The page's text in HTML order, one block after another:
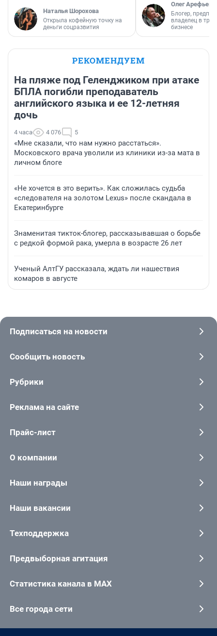
Наталья Шорохова
Открыла кофейную точку на
деньги соцразвития
Олег Арефьев
Блогер,
владелец в
бизнесе
РЕКОМЕНДУЕМ
На пляже под Геленджиком при атаке
БПЛА погибли преподаватель
английского языка и ее 12-летняя
дочь
4 часа 4 076 5
«Мне сказали, что нам нужно расстаться».
Московского врача уволили из клиники из-за мата в
личном блоге
«Не хочется в это верить». Как сложилась судьба
«следователя на золотом Lexus» после скандала в
Екатеринбурге
Знаменитая тикток-блогер, рассказывавшая о борьбе
с редкой формой рака, умерла в возрасте 26 лет
Ученый АлтГУ рассказала, ждать ли нашествия
комаров в августе
Подписаться на новости
Сообщить новость
Рубрики
Реклама на сайте
Прайс-лист
О компании
Наши награды
Наши вакансии
Техподдержка
Предвыборная агитация
Статистика канала в MAX
Все города сети